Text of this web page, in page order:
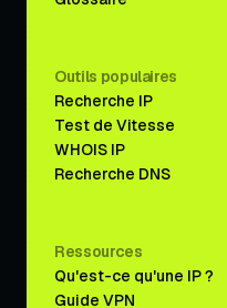
Outils populaires
Recherche IP
Test de Vitesse
WHOIS IP
Recherche DNS
Ressources
Qu'est-ce qu'une IP ?
Guide VPN